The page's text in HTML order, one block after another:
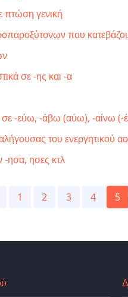
πτώση γενική
που
σε -ης και -α
σε -εύω, -άβω (αύω), -αίνω (-
του ενεργητικού
-ησα, ησες κτλ
Page
1 Page
2 Page
3 Page
4 5